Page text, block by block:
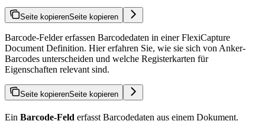
Seite kopierenSeite kopieren
Barcode-Felder erfassen Barcodedaten in einer FlexiCapture
Document Definition. Hier erfahren Sie, wie sie sich von Anker-
Barcodes unterscheiden und welche Registerkarten für
Eigenschaften relevant sind.
Seite kopierenSeite kopieren
Ein Barcode-Feld erfasst Barcodedaten aus einem Dokument.